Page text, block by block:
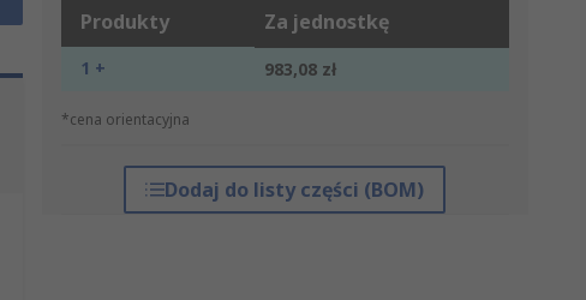
Produkty Za jednostkę
1 + 983,08 zł
*cena orientacyjna
Dodaj do listy części (BOM)